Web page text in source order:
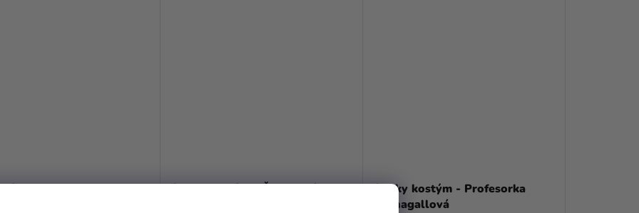
- Cililing
Dámsky kostým - Čarodejník Harry Dámsky kostým - Profesorka
Mcgonagallová